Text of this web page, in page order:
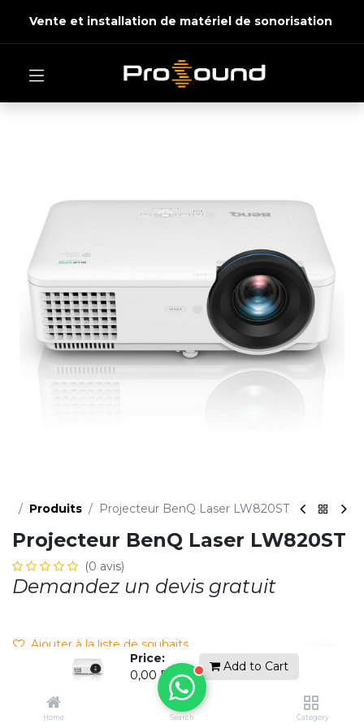
Price:
0,00 DH
Add to Cart
Home Search Category
Vente et installation de matériel de sonorisation
Produits Projecteur BenQ Laser LW820ST
Projecteur BenQ Laser LW820ST
(0 avis)
Demandez un devis gratuit
Ajouter à la li​ste de souhaits
Contactez-nous